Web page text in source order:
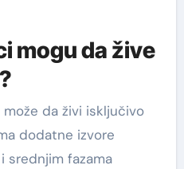
mogu da žive
da živi isključivo
dodatne izvore
srednjim fazama